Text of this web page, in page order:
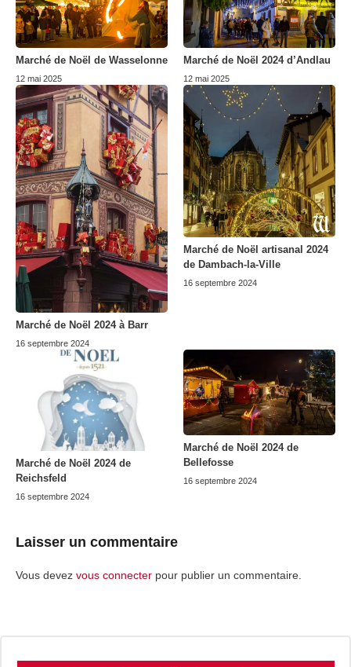
Marché de Noël de Wasselonne
12 mai 2025
Marché de Noël 2024 d’Andlau
12 mai 2025
Marché de Noël 2024 à Barr
16 septembre 2024
Marché de Noël artisanal 2024
de Dambach-la-Ville
16 septembre 2024
Marché de Noël 2024 de
Reichsfeld
16 septembre 2024
Marché de Noël 2024 de
Bellefosse
16 septembre 2024
Laisser un commentaire
Vous devez vous connecter pour publier un commentaire.